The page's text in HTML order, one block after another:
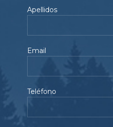
Apellidos
Email
Teléfono